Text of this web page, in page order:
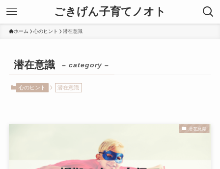
ごきげん子育てノオト
ホーム 心のヒント 潜在意識
潜在意識 – category –
心のヒント 潜在意識
潜在意識